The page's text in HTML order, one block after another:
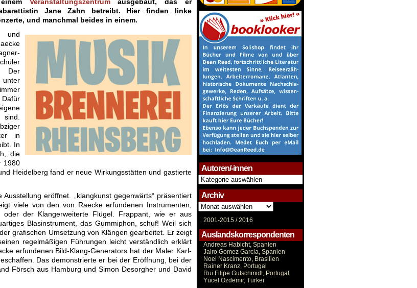
Jane Zahn betreibt. Hier finden linke
und manchmal beides in einem.
Der
in
In
die
1980
Heidelberg fand er neue Wirkungsstätten und gastierte
eröffnet. „klangkunst gegenwärts“ präsentiert
viele von den von Raecke erfundenen Instrumenten,
oder der Klangerweiterte Flügel. Frappant, wie er aus
Blasinstrument, das Gummiphon, schuf! Weil sich
grafischen Umsetzung von Klängen gearbeitet. Er zeigt
regelmäßigen Führungen leicht verständlich erklärt
erfundenen Bild-Klang-Generators hat der Maler Karl-
Das demonstrierte er bei der Eröffnung, bei der
Försch aus Hamburg und Simon Desorgher und David
Autoren/-innen
Autoren/-
innen
Archiv
Archiv
2001-2015 /2016
Auslandskorrespondenten
Andreas Habicht, Spanien
Jairo Gomez Garcia, Spanien
Noel Nascimento, Brasilien
Rainer Kranz, Portugal
Rui Filipe Gutschmidt, Portugal
Yücel Özdemir, Türkei